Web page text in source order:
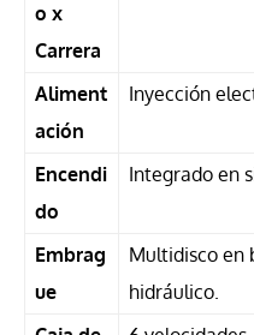
o x
Carrera
Aliment
ación
Inyección
Encendi
do
Integrado en
Embrag
ue
Multidisco en
hidráulico.